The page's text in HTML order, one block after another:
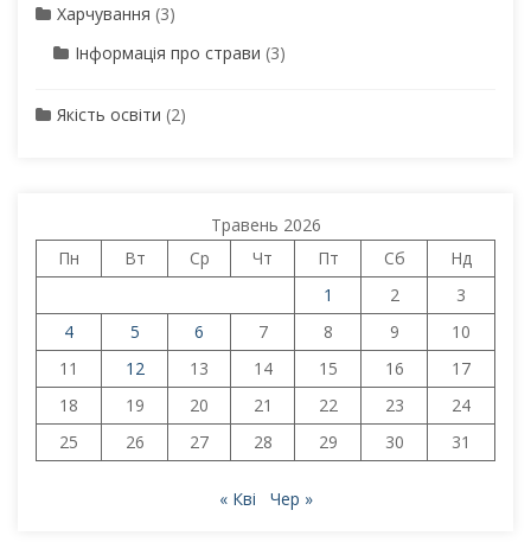
Харчування (3)
Інформація про страви (3)
Якість освіти (2)
Травень 2026
Пн
Вт Ср Чт Пт Сб
Нд
1
2
3
4
5 6 7 8 9
10
11
12 13 14 15 16
17
18
19 20 21 22 23
24
25
26 27 28 29 30 31
« Кві Чер »